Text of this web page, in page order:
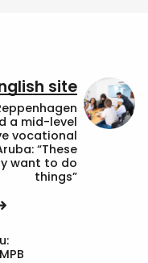
site
a mid-level
vocational
“These
want to do
things”